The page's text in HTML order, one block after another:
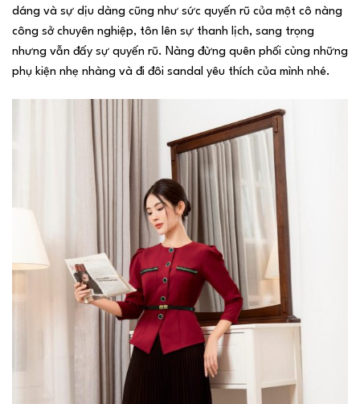
dáng và sự dịu dàng cũng như sức quyến rũ của một cô nàng
công sở chuyên nghiệp, tôn lên sự thanh lịch, sang trọng
nhưng vẫn đấy sự quyến rũ. Nàng đừng quên phối cùng những
phụ kiện nhẹ nhàng và đi đôi sandal yêu thích của mình nhé.